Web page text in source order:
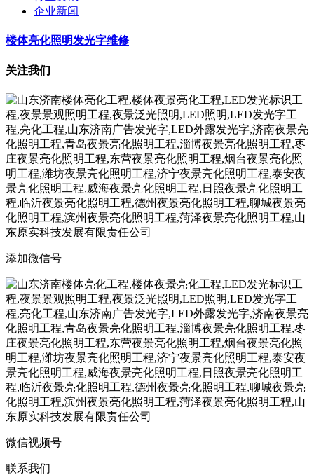
企业新闻
楼体亮化照明发光字维修
关注我们
添加微信号
微信视频号
联系我们